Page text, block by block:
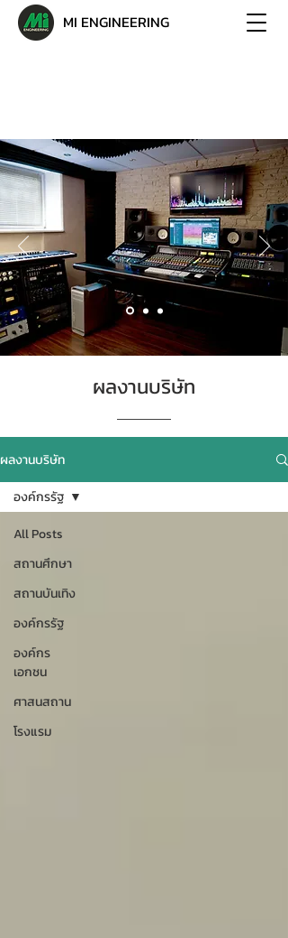
MI ENGINEERING
ผลงานบริษัท
ผลงานบริษัท
All Posts
สถานศึกษา
สถานบันเทิง
องค์กรรัฐ
องค์กร
เอกชน
ศาสนสถาน
โรงแรม
องค์กรรัฐ